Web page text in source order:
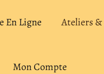
En Ligne Ateliers
Mon Compte